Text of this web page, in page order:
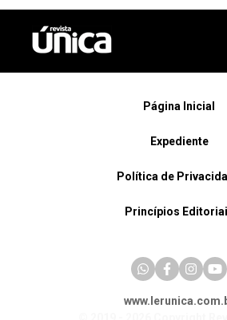
Página Inicial
Expediente
Política de
Princípios